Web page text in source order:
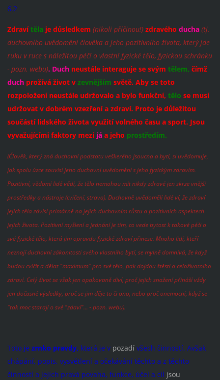
6.2
Zdravítělaje důsledkem (nikoli příčinou!) zdravého ducha (tj.
duchovního uvědomění člověka a jeho pozitivního života, který jde
ruku v ruce s náležitou péčí o vlastní fyzické tělo, fyzickou schránku
- pozn. webu). Duchneustále interaguje se svým tělem, čímž
duchprožívá život v zevnějším světě. Aby se toto
rozpoložení neustále udržovalo a bylo funkční, tělo se musí
udržovat v dobrém vzezření a zdraví. Proto je důležitou
součástí lidského života využití volného času a sport. Jsou
vyvažujícími faktory mezi jáa jeho prostředím.
(Člověk, který zná duchovní podstatu veškerého jsoucna a bytí, si uvědomuje,
jak spolu úzce souvisí jeho duchovní uvědomění s jeho fyzickým zdravím.
Pozitivní, vědomí lidé vědí, že tělo nemohou mít nikdy zdravé jen skrze vnější
prostředky a nástroje (cvičení, strava). Duchovně uvědomělí lidé ví, že zdraví
jejich těla závisí primárně na jejich duchovním růstu a pozitivních aspektech
jejich života. Pozitivní myšlení a jednání je tím, co vede bytost k takové péči o
své fyzické tělo, která jim opravdu fyzické zdraví přinese. Mnoho lidí, kteří
neznají duchovní zákonitosti svého vlastního bytí, se mylně domnívá, že když
budou cvičit a dělat "maximum" pro své tělo, pak dojdou štěstí a celoživotního
zdraví. Celý život se však jen opakovaně diví, proč jejich snažení přináší vždy
jen dočasné výsledky, proč se jim děje to či ono, nebo proč onemocní, když se
"tak moc starají o své "zdaví"... - pozn. webu).
Toto je zrnko pravdy, která je vpozadívšech činností. Avšak
chápání, popis, vysvětlení a očekávání těchto a z těchto
činností a jejich pravá povaha, funkce, účel a cíl jsou